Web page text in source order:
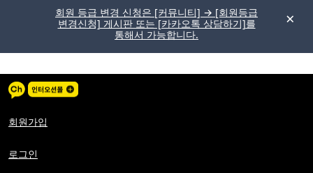
회원 등급 변경 신청은 [커뮤니티] → [회원등급
변경신청] 게시판 또는 [카카오톡 상담하기]를
통해서 가능합니다.
뉴
버
회원가입
로그인